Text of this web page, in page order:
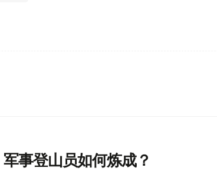
事登山员如何炼成？